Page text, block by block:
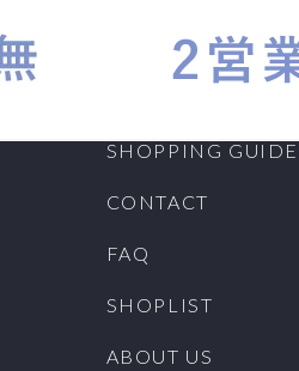
SHOPPING GUIDE
CONTACT
FAQ
SHOPLIST
ABOUT US